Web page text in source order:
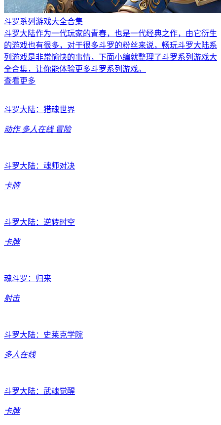
斗罗系列游戏大全合集
斗罗大陆作为一代玩家的青春，也是一代经典之作，由它衍生
的游戏也有很多，对于很多斗罗的粉丝来说，畅玩斗罗大陆系
列游戏是非常愉快的事情，下面小编就整理了斗罗系列游戏大
全合集，让你能体验更多斗罗系列游戏。
查看更多
斗罗大陆：猎魂世界
动作 多人在线 冒险
斗罗大陆：魂师对决
卡牌
斗罗大陆：逆转时空
卡牌
魂斗罗：归来
射击
斗罗大陆：史莱克学院
多人在线
斗罗大陆：武魂觉醒
卡牌